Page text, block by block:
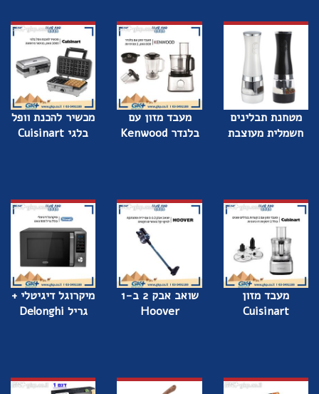
מטחנת תבלינים
חשמלית מעוצבת
מעבד מזון עם
בלנדר Kenwood
מכשיר להכנת וופל
בלגי Cuisinart
מעבד מזון
Cuisinart
שואב אבק 2 ב-1
Hoover
מיקרוגל דיגיטלי +
גריל Delonghi